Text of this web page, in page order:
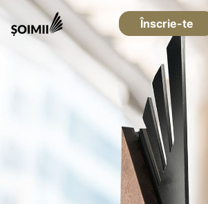
Înscrie-te